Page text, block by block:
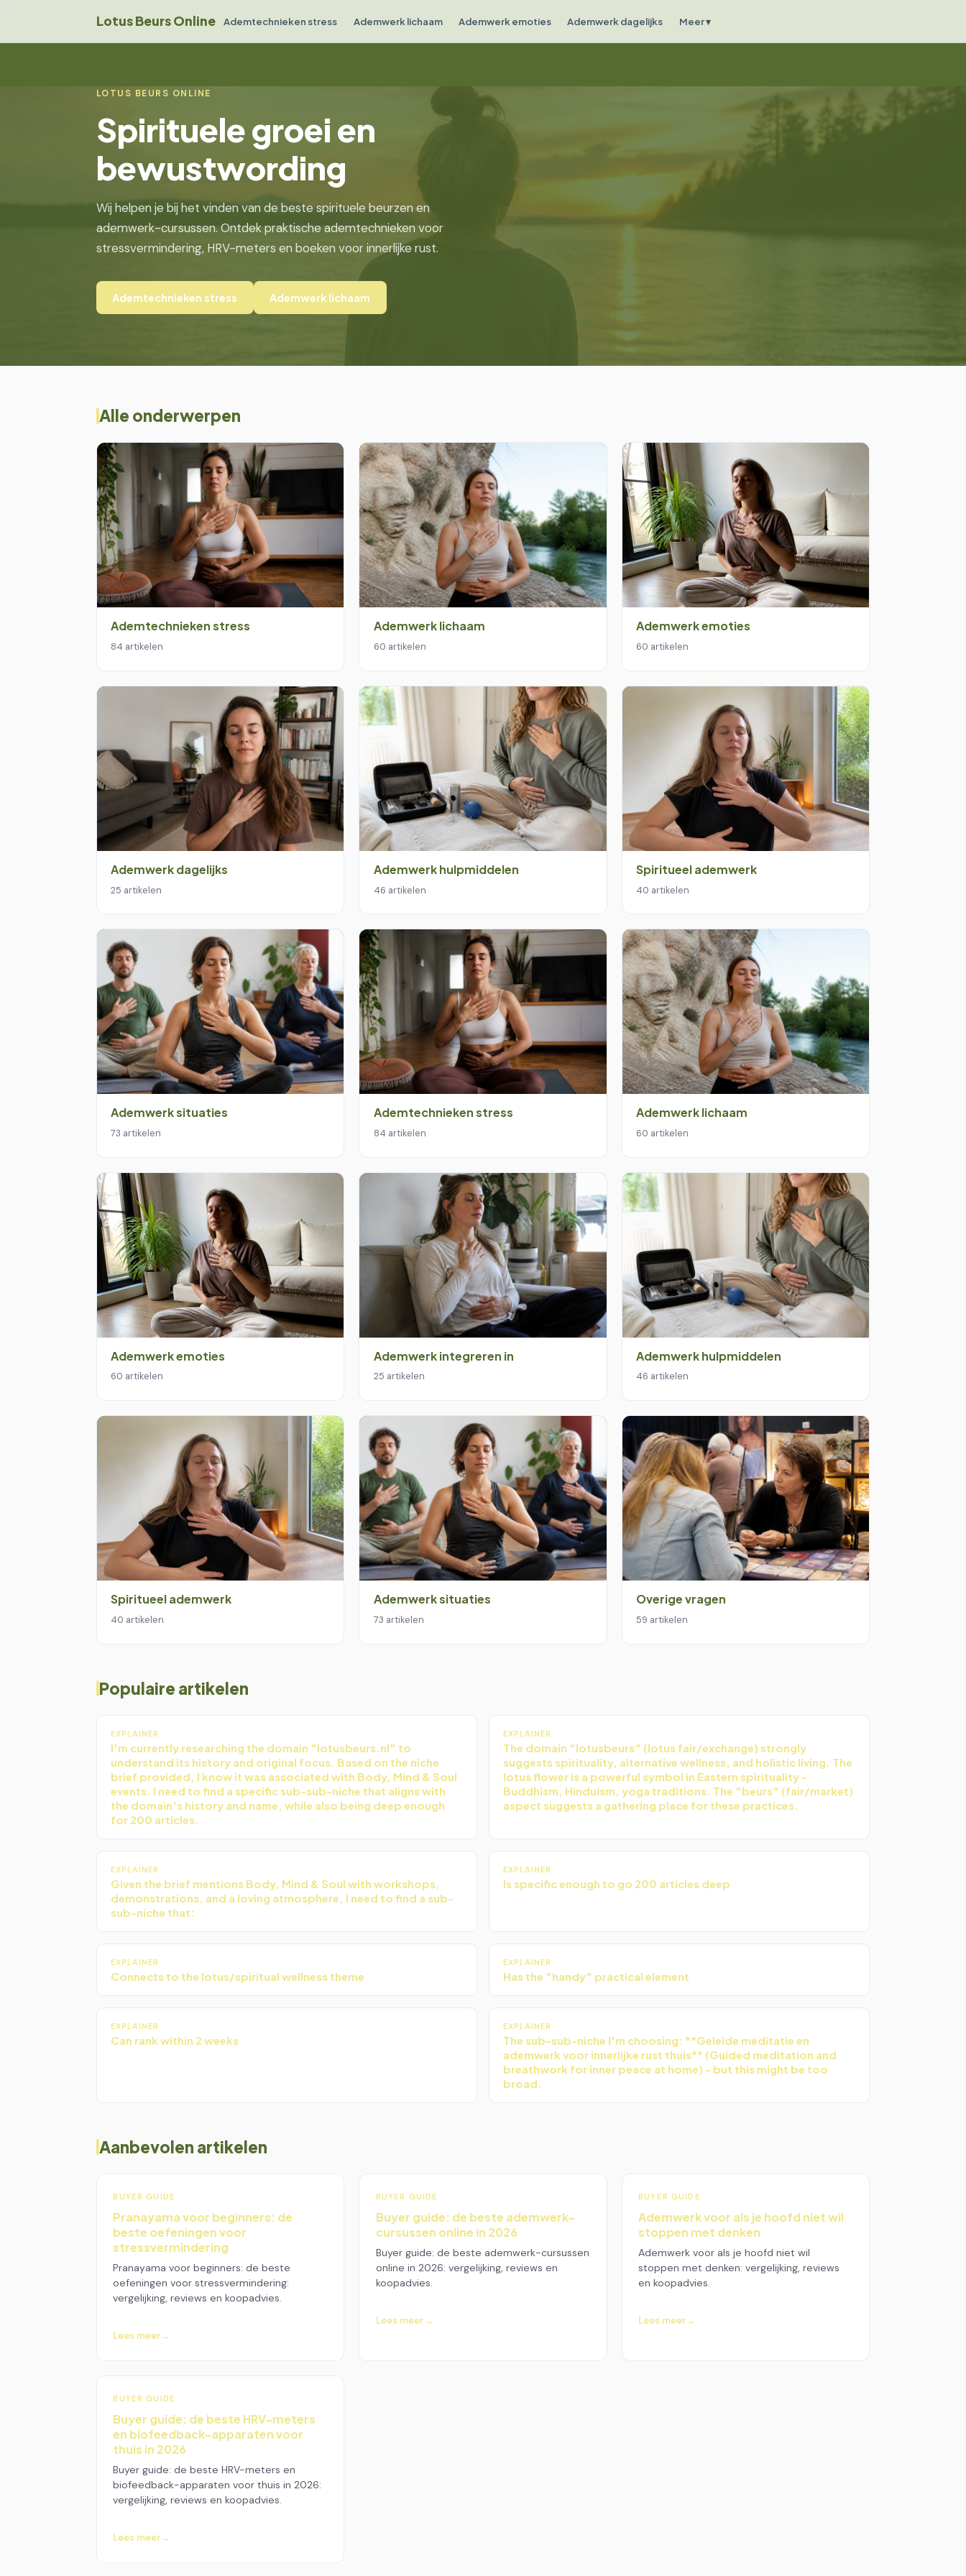
Lotus Beurs Online Ademtechnieken stress Ademwerk lichaam Ademwerk emoties Ademwerk dagelijks Meer ▾
LOTUS BEURS ONLINE
Spirituele groei en
bewustwording
Wij helpen je bij het vinden van de beste spirituele beurzen en
ademwerk-cursussen. Ontdek praktische ademtechnieken voor
stressvermindering, HRV-meters en boeken voor innerlijke rust.
Ademtechnieken stress Ademwerk lichaam
Alle onderwerpen
Ademtechnieken stress
84 artikelen
Ademwerk lichaam
60 artikelen
Ademwerk emoties
60 artikelen
Ademwerk dagelijks
25 artikelen
Ademwerk hulpmiddelen
46 artikelen
Spiritueel ademwerk
40 artikelen
Ademwerk situaties
73 artikelen
Ademtechnieken stress
84 artikelen
Ademwerk lichaam
60 artikelen
Ademwerk emoties
60 artikelen
Ademwerk integreren in
25 artikelen
Ademwerk hulpmiddelen
46 artikelen
Spiritueel ademwerk
40 artikelen
Ademwerk situaties
73 artikelen
Overige vragen
59 artikelen
Populaire artikelen
EXPLAINER
I'm currently researching the domain "lotusbeurs.nl" to
understand its history and original focus. Based on the niche
brief provided, I know it was associated with Body, Mind & Soul
events. I need to find a specific sub-sub-niche that aligns with
the domain's history and name, while also being deep enough
for 200 articles.
EXPLAINER
The domain "lotusbeurs" (lotus fair/exchange) strongly
suggests spirituality, alternative wellness, and holistic living. The
lotus flower is a powerful symbol in Eastern spirituality -
Buddhism, Hinduism, yoga traditions. The "beurs" (fair/market)
aspect suggests a gathering place for these practices.
EXPLAINER
Given the brief mentions Body, Mind & Soul with workshops,
demonstrations, and a loving atmosphere, I need to find a sub-
sub-niche that:
EXPLAINER
Is specific enough to go 200 articles deep
EXPLAINER
Connects to the lotus/spiritual wellness theme
EXPLAINER
Has the "handy" practical element
EXPLAINER
Can rank within 2 weeks
EXPLAINER
The sub-sub-niche I'm choosing: **Geleide meditatie en
ademwerk voor innerlijke rust thuis** (Guided meditation and
breathwork for inner peace at home) - but this might be too
broad.
Aanbevolen artikelen
BUYER GUIDE
Pranayama voor beginners: de
beste oefeningen voor
stressvermindering
Pranayama voor beginners: de beste
oefeningen voor stressvermindering:
vergelijking, reviews en koopadvies.
Lees meer
BUYER GUIDE
Buyer guide: de beste ademwerk-
cursussen online in 2026
Buyer guide: de beste ademwerk-cursussen
online in 2026: vergelijking, reviews en
koopadvies.
Lees meer
BUYER GUIDE
Ademwerk voor als je hoofd niet wil
stoppen met denken
Ademwerk voor als je hoofd niet wil
stoppen met denken: vergelijking, reviews
en koopadvies.
Lees meer
BUYER GUIDE
Buyer guide: de beste HRV-meters
en biofeedback-apparaten voor
thuis in 2026
Buyer guide: de beste HRV-meters en
biofeedback-apparaten voor thuis in 2026:
vergelijking, reviews en koopadvies.
Lees meer